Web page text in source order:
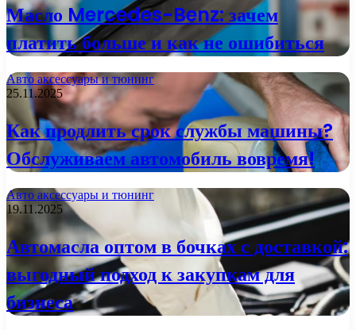
Масло Mercedes-Benz: зачем
платить больше и как не ошибиться
Авто аксессуары и тюнинг
25.11.2025
Как продлить срок службы машины?
Обслуживаем автомобиль вовремя!
Авто аксессуары и тюнинг
19.11.2025
Автомасла оптом в бочках с доставкой:
выгодный подход к закупкам для
бизнеса